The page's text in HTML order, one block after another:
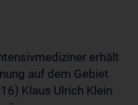
erhält
auf dem Gebiet
Klaus Ulrich Klein